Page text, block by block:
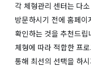
각 체형관리 센터는 다
방문하시기 전에 홈페
확인하는 것을 추천드
체형에 따라 적합한 프
통해 최선의 선택을 하